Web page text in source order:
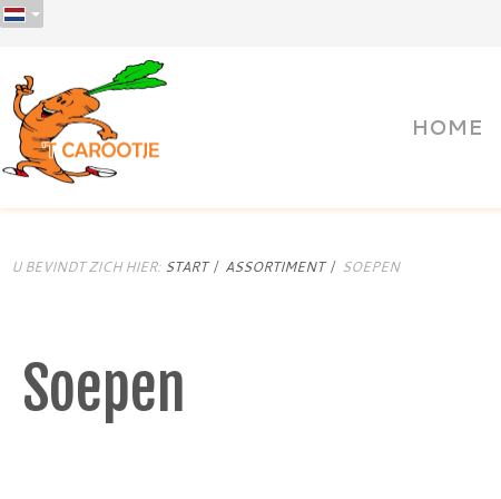
HOME
U BEVINDT ZICH HIER: START ASSORTIMENT SOEPEN
Soepen